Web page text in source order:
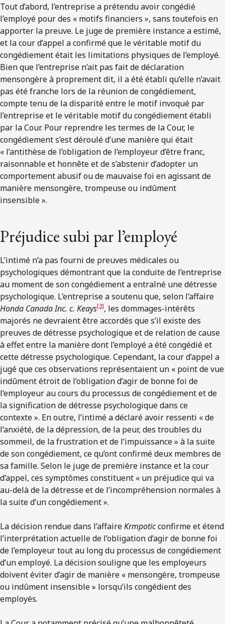
Tout d’abord, l’entreprise a prétendu avoir congédié
l’employé pour des « motifs financiers », sans toutefois en
apporter la preuve. Le juge de première instance a estimé,
et la cour d’appel a confirmé que le véritable motif du
congédiement était les limitations physiques de l’employé.
Bien que l’entreprise n’ait pas fait de déclaration
mensongère à proprement dit, il a été établi qu’elle n’avait
pas été franche lors de la réunion de congédiement,
compte tenu de la disparité entre le motif invoqué par
l’entreprise et le véritable motif du congédiement établi
par la Cour. Pour reprendre les termes de la Cour, le
congédiement s’est déroulé d’une manière qui était
« l’antithèse de l’obligation de l’employeur d’être franc,
raisonnable et honnête et de s’abstenir d’adopter un
comportement abusif ou de mauvaise foi en agissant de
manière mensongère, trompeuse ou indûment
insensible ».
Préjudice subi par l’employé
L’intimé n’a pas fourni de preuves médicales ou
psychologiques démontrant que la conduite de l’entreprise
au moment de son congédiement a entraîné une détresse
psychologique. L’entreprise a soutenu que, selon l’affaire
Honda Canada Inc. c. Keays[3], les dommages-intérêts
majorés ne devraient être accordés que s’il existe des
preuves de détresse psychologique et de relation de cause
à effet entre la manière dont l’employé a été congédié et
cette détresse psychologique. Cependant, la cour d’appel a
jugé que ces observations représentaient un « point de vue
indûment étroit de l’obligation d’agir de bonne foi de
l’employeur au cours du processus de congédiement et de
la signification de détresse psychologique dans ce
contexte ». En outre, l’intimé a déclaré avoir ressenti « de
l’anxiété, de la dépression, de la peur, des troubles du
sommeil, de la frustration et de l’impuissance » à la suite
de son congédiement, ce qu’ont confirmé deux membres de
sa famille. Selon le juge de première instance et la cour
d’appel, ces symptômes constituent « un préjudice qui va
au-delà de la détresse et de l’incompréhension normales à
la suite d’un congédiement ».
La décision rendue dans l’affaireKrmpoticconfirme et étend
l’interprétation actuelle de l’obligation d’agir de bonne foi
de l’employeur tout au long du processus de congédiement
d’un employé. La décision souligne que les employeurs
doivent éviter d’agir de manière « mensongère, trompeuse
ou indûment insensible » lorsqu’ils congédient des
employés.